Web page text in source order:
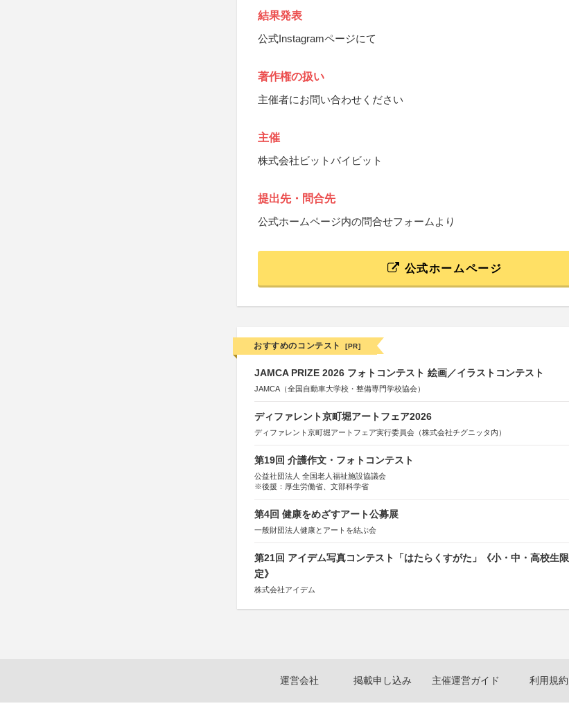
結果発表
公式Instagramページにて
著作権の扱い
主催者にお問い合わせください
主催
株式会社ビットバイビット
提出先・問合先
公式ホームページ内の問合せフォームより
公式ホームページ
おすすめのコンテスト [PR]
JAMCA PRIZE 2026 フォトコンテスト 絵画／イラストコンテスト
JAMCA（全国自動車大学校・整備専門学校協会）
ディファレント京町堀アートフェア2026
ディファレント京町堀アートフェア実行委員会（株式会社チグニッタ内）
第19回 介護作文・フォトコンテスト
公益社団法人 全国老人福祉施設協議会
※後援：厚生労働省、文部科学省
第4回 健康をめざすアート公募展
一般財団法人健康とアートを結ぶ会
第21回 アイデム写真コンテスト「はたらくすがた」《小・中・高校生限
定》
株式会社アイデム
運営会社 掲載申し込み 主催運営ガイド 利用規約